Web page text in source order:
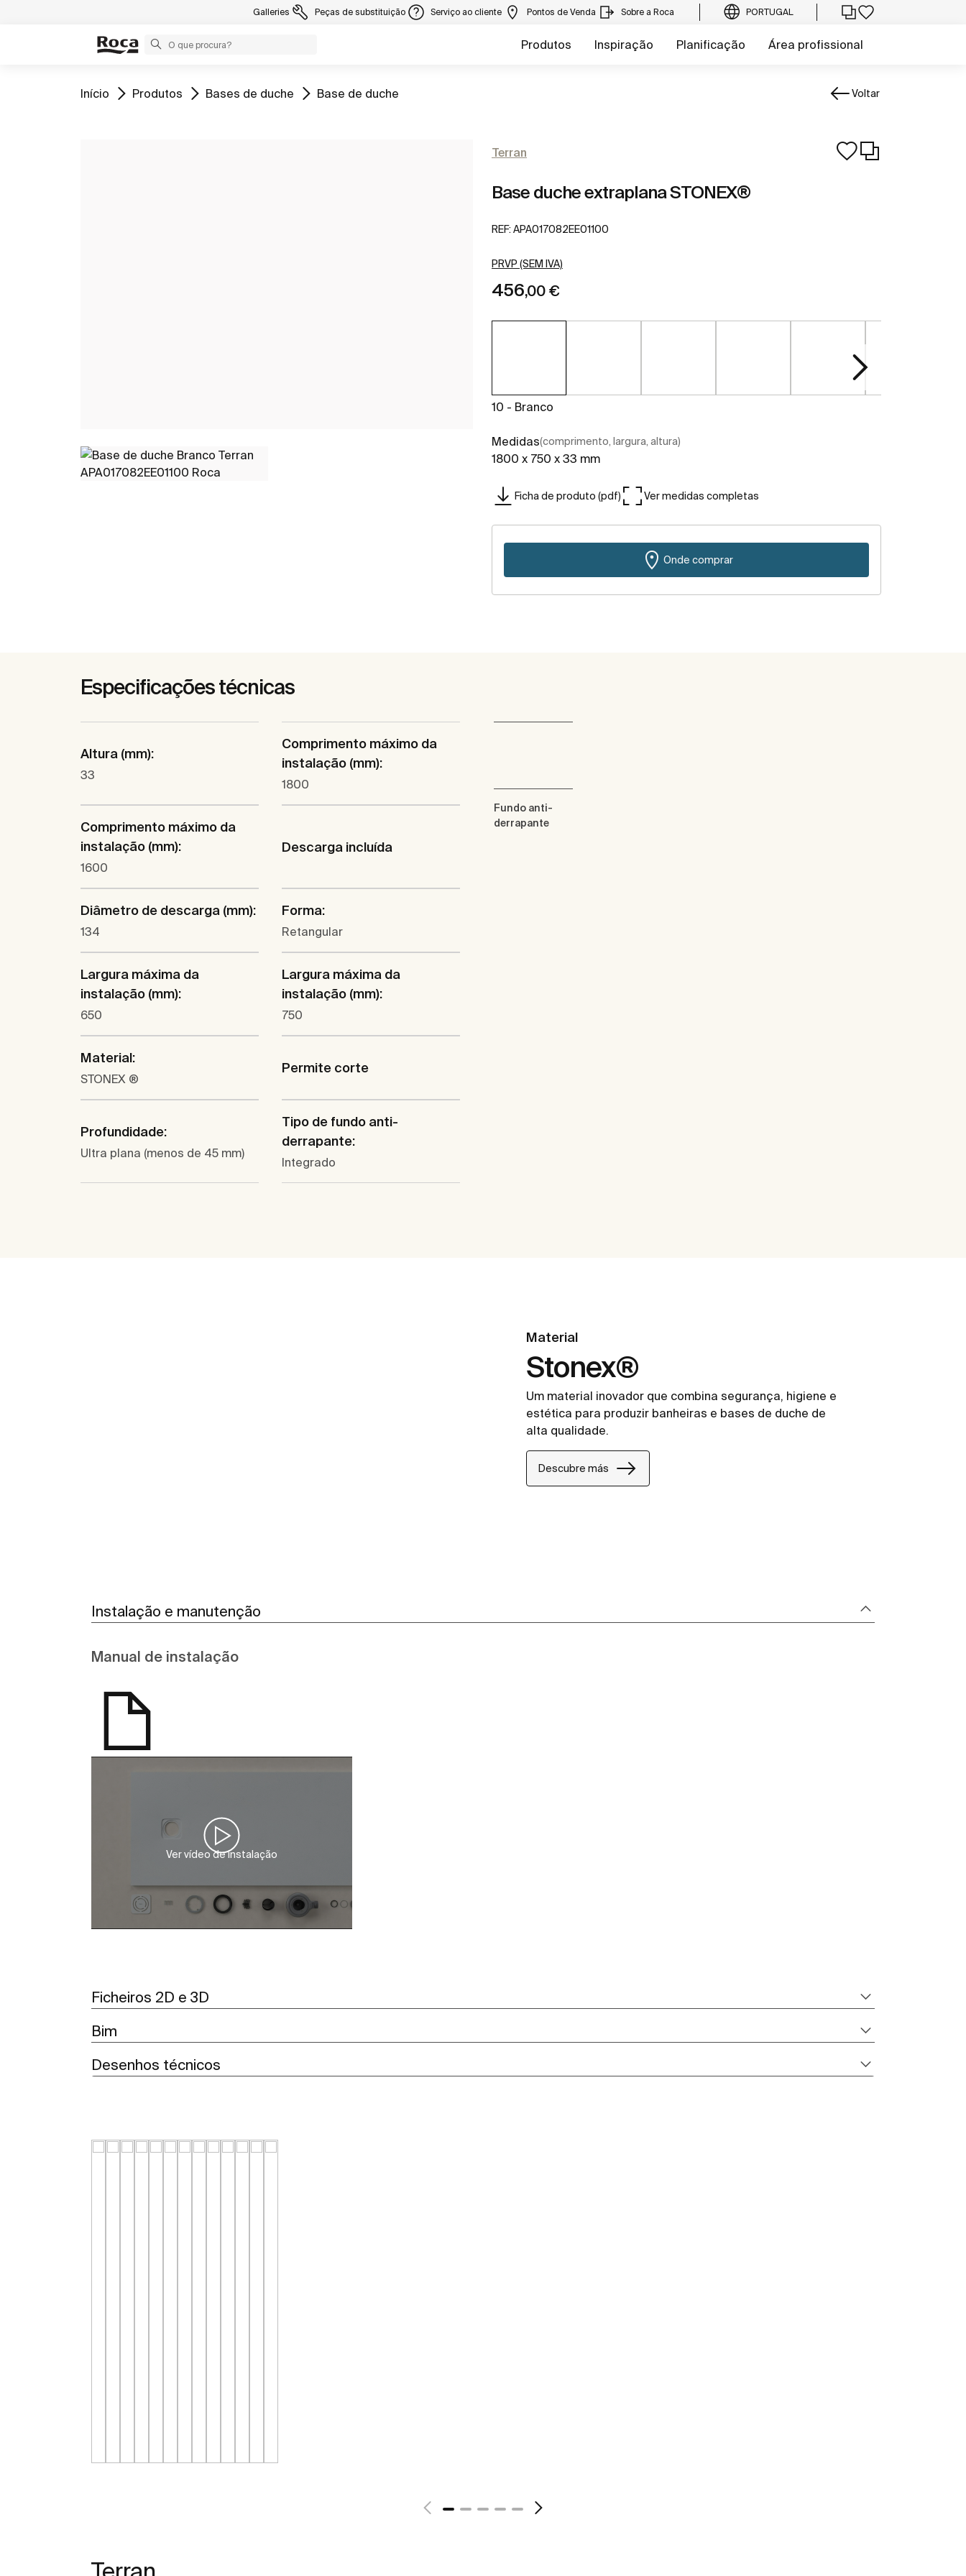
Galleries Peças de substituição Serviço ao cliente Pontos de Venda Sobre a Roca PORTUGAL
Produtos Inspiração Planificação Área profissional
Ir para
Início Ir para
Produtos Ir para
Bases de duche Ir para
Base de duche Voltar
Terran
Base duche extraplana STONEX®
REF: APA017082EE01100
PRVP (SEM IVA)
456,00 €
10 - Branco
Medidas(comprimento, largura, altura)
1800 x 750 x 33 mm
Ficha de produto (pdf) Ver medidas completas
Onde comprar
Especificações técnicas
Altura (mm):
33
Comprimento máximo da
instalação (mm):
1800
Comprimento máximo da
instalação (mm):
1600
Descarga incluída
Diâmetro de descarga (mm):
134
Forma:
Retangular
Largura máxima da
instalação (mm):
650
Largura máxima da
instalação (mm):
750
Material:
STONEX ®
Permite corte
Profundidade:
Ultra plana (menos de 45 mm)
Tipo de fundo anti-
derrapante:
Integrado
Fundo anti-
derrapante
Material
Stonex®
Um material inovador que combina segurança, higiene e
estética para produzir banheiras e bases de duche de
alta qualidade.
Descubre más
Instalação e manutenção
Manual de instalação
Ver vídeo de instalação
Ficheiros 2D e 3D
Bim
Desenhos técnicos